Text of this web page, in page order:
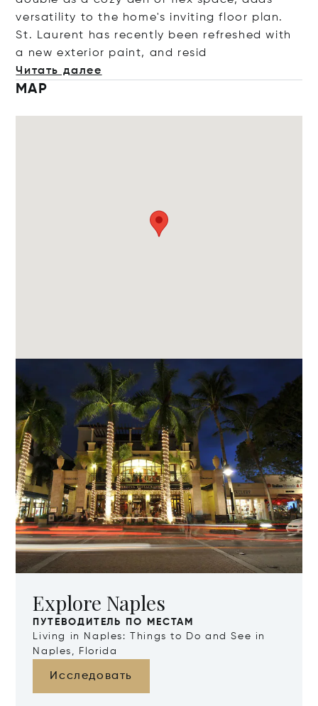
versatility to the home's inviting floor plan.
St. Laurent has recently been refreshed with
a new exterior paint, and resid
Читать далее
MAP
Explore Naples
ПУТЕВОДИТЕЛЬ ПО МЕСТАМ
Living in Naples: Things to Do and See in
Naples, Florida
Исследовать